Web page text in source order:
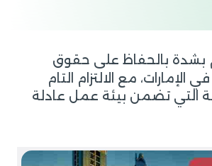
بشدة بالحفاظ على حقوق
الإمارات، مع الالتزام التام
التي تضمن بيئة عمل عادلة